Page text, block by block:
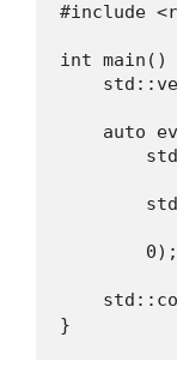
#include
int main()
auto
        0);
}